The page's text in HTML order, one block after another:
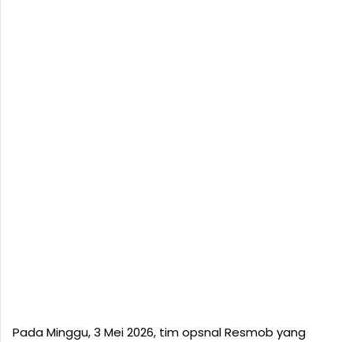
Pada Minggu, 3 Mei 2026, tim opsnal Resmob yang